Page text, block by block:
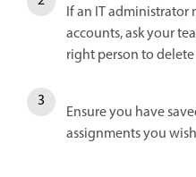
If an IT administrator
accounts, ask your
right person to
Ensure you have
assignments you